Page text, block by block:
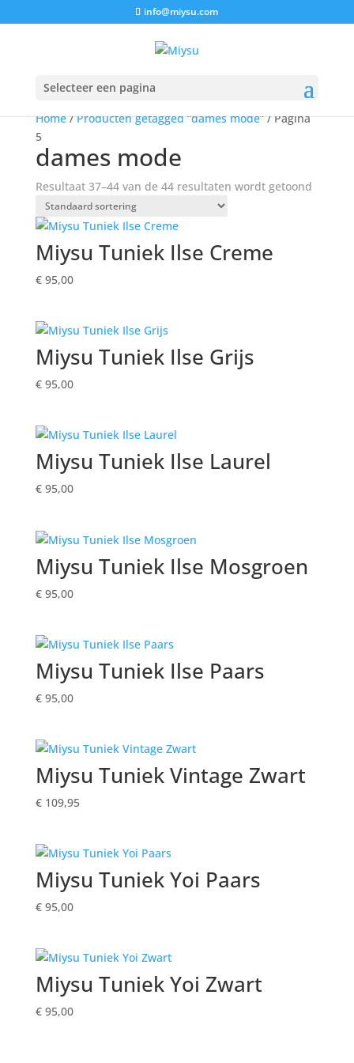
info@miysu.com
Selecteer een pagina
Home/Producten getagged “dames mode”/ Pagina
5
dames mode
Resultaat 37–44 van de 44 resultaten wordt getoond
Miysu Tuniek Ilse Creme
€95,00
Miysu Tuniek Ilse Grijs
€95,00
Miysu Tuniek Ilse Laurel
€95,00
Miysu Tuniek Ilse Mosgroen
€95,00
Miysu Tuniek Ilse Paars
€95,00
Miysu Tuniek Vintage Zwart
€109,95
Miysu Tuniek Yoi Paars
€95,00
Miysu Tuniek Yoi Zwart
€95,00